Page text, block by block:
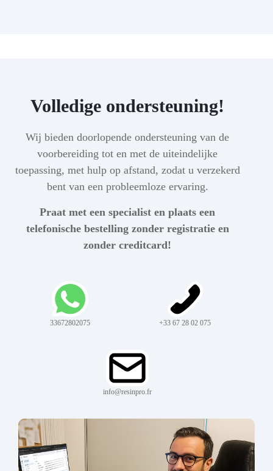
Volledige ondersteuning!
Wij bieden doorlopende ondersteuning van de
voorbereiding tot en met de uiteindelijke
toepassing, met hulp op afstand, zodat u verzekerd
bent van een probleemloze ervaring.
Praat met een specialist en plaats een
telefonische bestelling zonder registratie en
zonder creditcard!
33672802075 +33 67 28 02 075
info@resinpro.fr